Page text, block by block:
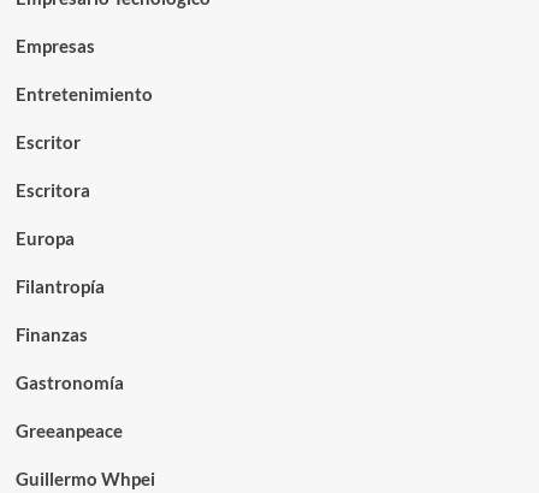
Empresas
Entretenimiento
Escritor
Escritora
Europa
Filantropía
Finanzas
Gastronomía
Greeanpeace
Guillermo Whpei